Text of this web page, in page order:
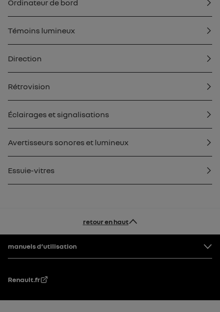
Ordinateur de bord
Témoins lumineux
Direction
Rétrovision
Éclairages et signalisations
Avertisseurs sonores et lumineux
Essuie-vitres
retour en haut
Pied de page
manuels d’utilisation
Renault.fr